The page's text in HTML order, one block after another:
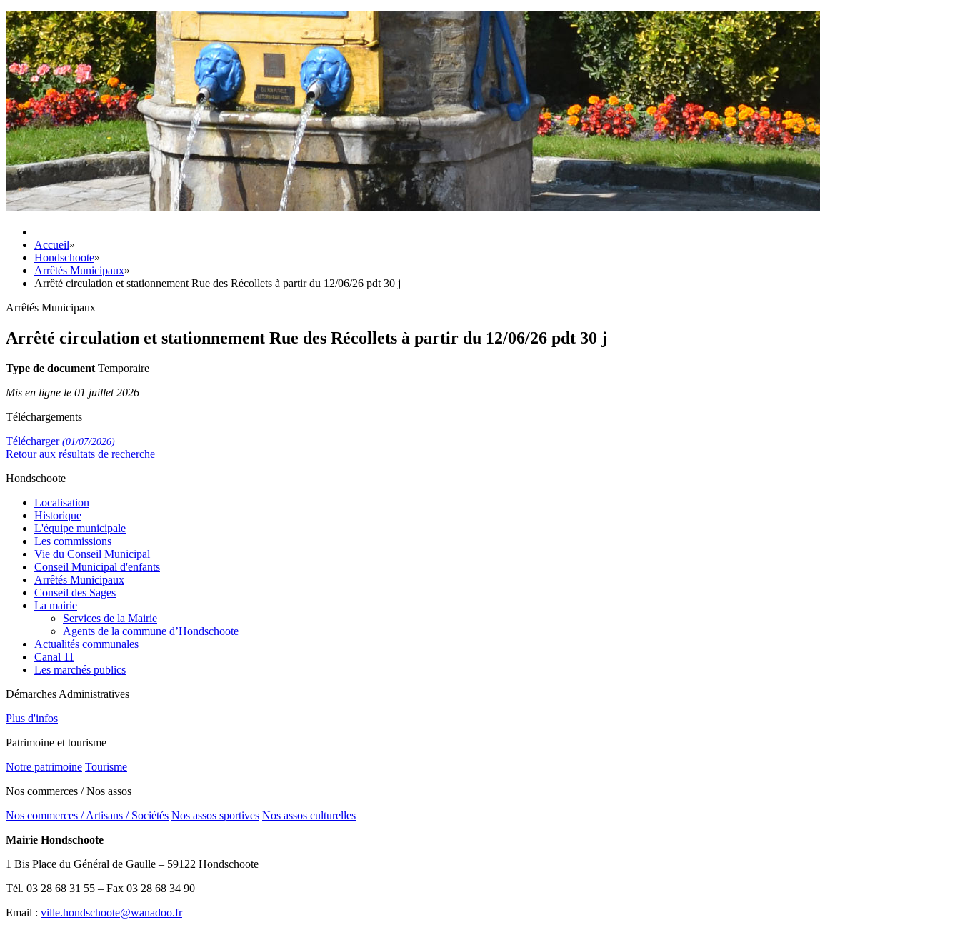
Accueil»
Hondschoote»
Arrêtés Municipaux»
Arrêté circulation et stationnement Rue des Récollets à partir du 12/06/26 pdt 30 j
Arrêtés Municipaux
Arrêté circulation et stationnement Rue des Récollets à partir du 12/06/26 pdt 30 j
Type de document Temporaire
Mis en ligne le 01 juillet 2026
Téléchargements
Télécharger (01/07/2026)
Retour aux résultats de recherche
Hondschoote
Localisation
Historique
L'équipe municipale
Les commissions
Vie du Conseil Municipal
Conseil Municipal d'enfants
Arrêtés Municipaux
Conseil des Sages
La mairie
Services de la Mairie
Agents de la commune d’Hondschoote
Actualités communales
Canal 11
Les marchés publics
Démarches Administratives
Plus d'infos
Patrimoine et tourisme
Notre patrimoine Tourisme
Nos commerces / Nos assos
Nos commerces / Artisans / Sociétés Nos assos sportives Nos assos culturelles
Mairie Hondschoote
1 Bis Place du Général de Gaulle – 59122 Hondschoote
Tél. 03 28 68 31 55 – Fax 03 28 68 34 90
Email : ville.hondschoote@wanadoo.fr